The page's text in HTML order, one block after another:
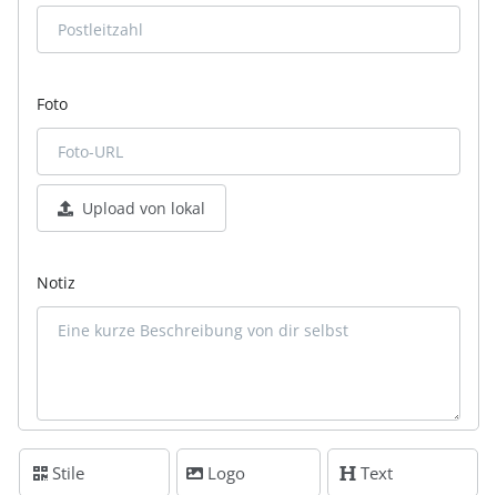
Foto
Upload von lokal
Notiz
Stile Logo Text